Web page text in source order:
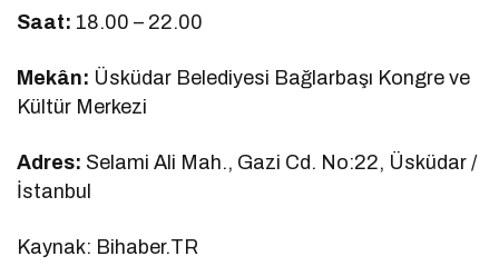
Saat: 18.00 – 22.00
Mekân: Üsküdar Belediyesi Bağlarbaşı Kongre ve
Kültür Merkezi
Adres: Selami Ali Mah., Gazi Cd. No:22, Üsküdar /
İstanbul
Kaynak: Bihaber.TR